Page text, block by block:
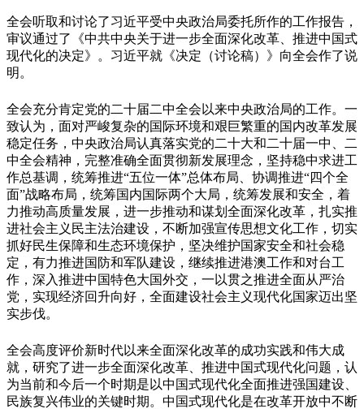
全会听取和讨论了习近平受中央政治局委托所作的工作报告，
审议通过了《中共中央关于进一步全面深化改革、推进中国式
现代化的决定》。习近平就《决定（讨论稿）》向全会作了说
明。
全会充分肯定党的二十届二中全会以来中央政治局的工作。一
致认为，面对严峻复杂的国际环境和艰巨繁重的国内改革发展
稳定任务，中央政治局认真落实党的二十大和二十届一中、二
中全会精神，完整准确全面贯彻新发展理念，坚持稳中求进工
作总基调，统筹推进“五位一体”总体布局、协调推进“四个全
面”战略布局，统筹国内国际两个大局，统筹发展和安全，着
力推动高质量发展，进一步推动和谋划全面深化改革，扎实推
进社会主义民主法治建设，不断加强宣传思想文化工作，切实
抓好民生保障和生态环境保护，坚决维护国家安全和社会稳
定，有力推进国防和军队建设，继续推进港澳工作和对台工
作，深入推进中国特色大国外交，一以贯之推进全面从严治
党，实现经济回升向好，全面建设社会主义现代化国家迈出坚
实步伐。
全会高度评价新时代以来全面深化改革的成功实践和伟大成
就，研究了进一步全面深化改革、推进中国式现代化问题，认
为当前和今后一个时期是以中国式现代化全面推进强国建设、
民族复兴伟业的关键时期。中国式现代化是在改革开放中不断